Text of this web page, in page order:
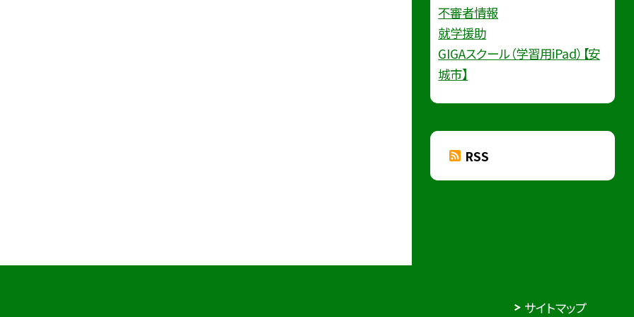
不審者情報
就学援助
GIGAスクール（学習用iPad）【安
城市】
RSS
サイトマップ